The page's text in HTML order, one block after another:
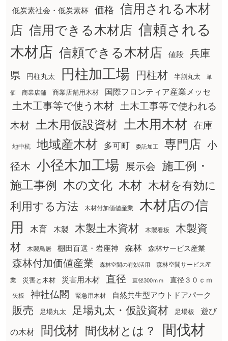
低炭素社会・低炭素杯 価格
信用される木材
店 信用できる木材店 信頼される
木材店 信頼できる木材店 値段
兵庫
県
円柱丸太 円柱加工場 円柱材 半割丸太 単
価 商業店舗 商業店舗用木材 国際フロンティア産業メッセ
土木工事等で使う木材
土木工事等で使われる
木材
土木用仮設資材 土木用木材 在庫
地中杭 地域産木材 多可町 委託加工 専門店 小
径木 小径木加工場 展示会 施工例・
施工事例
木の文化 木材 木材を有効に
利用する方法
木材付加価値産業
木材店の信
用
木育 木製 木製土木資材 木製看板
木製資
材
木製鳥居 棚田百選・岩座神 森林 森林サービス産業
森林付加価値産業 森林空間の有効活用 森林空間サービス産
業 災害と木材 災害用木材 直径 直径300ｍｍ 直径３０ｃｍ
矢板 神社仏閣 緊急用木材 自然共生型アウトドアパーク
販売 足場丸太 足場丸太・仮設資材 足場板 遊び
の木材 間伐材 間伐材とは？
間伐材